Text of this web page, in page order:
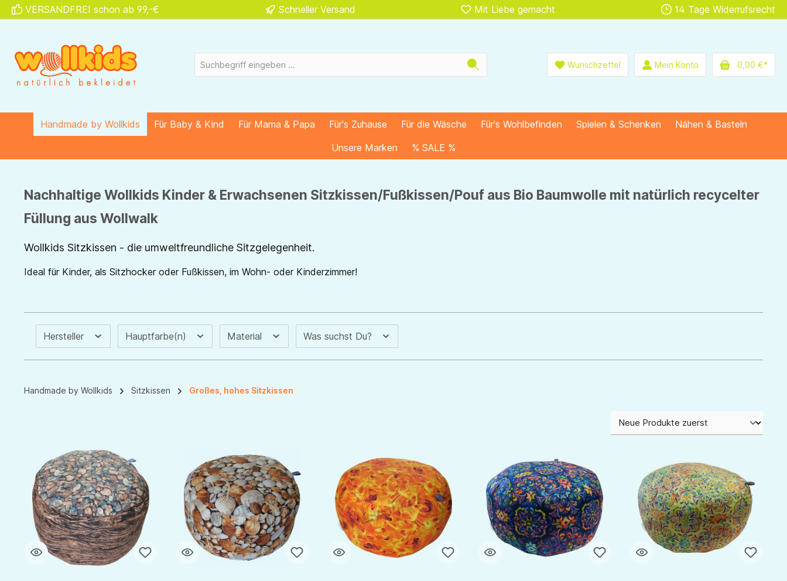
Zur Hauptnavigation springen
VERSANDFREI schon ab 99,-€ Schneller Versand Mit Liebe gemacht 14 Tage Widerrufsrecht
Wunschzettel Mein Konto 0,00 €*
Handmade by Wollkids Für Baby & Kind Für Mama & Papa Für's Zuhause Für die Wäsche Für's Wohlbefinden Spielen & Schenken
Nähen & Basteln
Unsere Marken
% SALE %
Nachhaltige Wollkids Kinder & Erwachsenen Sitzkissen/Fußkissen/Pouf aus Bio Baumwolle mit natürlich recycelter
Füllung aus Wollwalk
Wollkids Sitzkissen - die umweltfreundliche Sitzgelegenheit.
Ideal für Kinder, als Sitzhocker oder Fußkissen, im Wohn- oder Kinderzimmer!
Hersteller Hauptfarbe(n) Material Was suchst Du?
Handmade by Wollkids Sitzkissen Großes, hohes Sitzkissen